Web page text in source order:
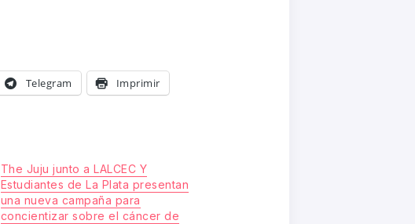
Telegram Imprimir
The Juju junto a LALCEC Y
Estudiantes de La Plata presentan
una nueva campaña para
concientizar sobre el cáncer de